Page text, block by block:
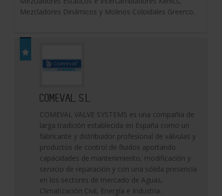
Mezcladores Dinámicos y Molinos Coloidales Greerco.
COMEVAL, S.L.
COMEVAL VALVE SYSTEMS es una compañía de
larga tradición establecida en España como un
fabricante y distribuidor profesional de válvulas y
productos de control de fluidos aportando
capacidades de mantenimiento, modificación y
servicio de reparación y con una sólida presencia
en los sectores de mercado de Aguas,
Climatización Civil, Energía e Industria.